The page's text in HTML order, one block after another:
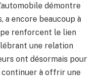
démontre
a encore beaucoup à
renforcent le lien
une relation
ont désormais pour
à offrir une